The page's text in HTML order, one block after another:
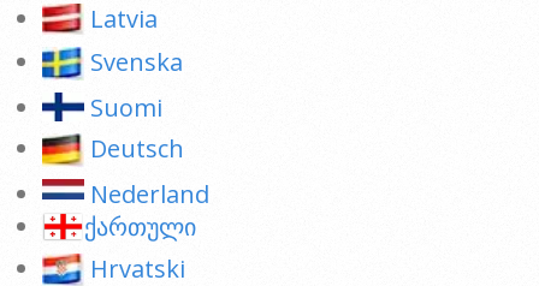
Latvia
Svenska
Suomi
Deutsch
Nederland
ქართული
Hrvatski